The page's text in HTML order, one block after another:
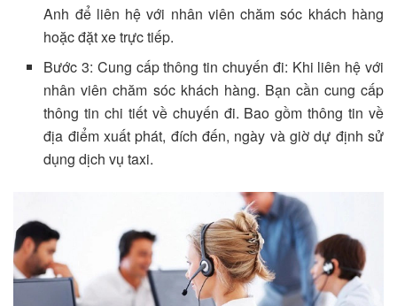
Anh để liên hệ với nhân viên chăm sóc khách hàng
hoặc đặt xe trực tiếp.
Bước 3: Cung cấp thông tin chuyến đi: Khi liên hệ với
nhân viên chăm sóc khách hàng. Bạn cần cung cấp
thông tin chi tiết về chuyến đi. Bao gồm thông tin về
địa điểm xuất phát, đích đến, ngày và giờ dự định sử
dụng dịch vụ taxi.